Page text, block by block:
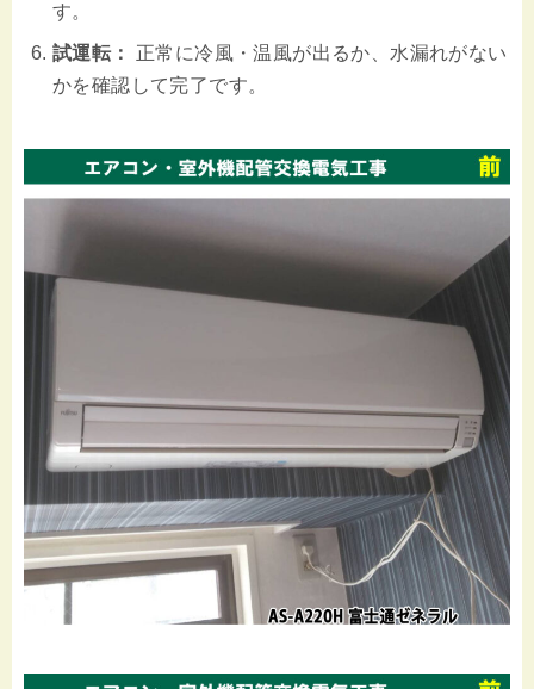
す。
試運転：
正常に冷風・温風が出るか、水漏れがない
かを確認して完了です。